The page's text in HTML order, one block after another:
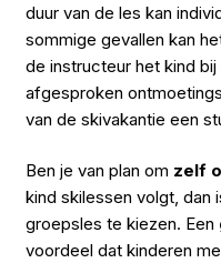
duur van de les kan
sommige gevallen kan
de instructeur het kind
afgesproken
van de skivakantie een
Ben je van plan om zelf
kind skilessen volgt, dan
groepsles te kiezen. Een
voordeel dat kinderen